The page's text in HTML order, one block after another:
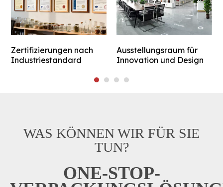
Zertifizierungen nach
Industriestandard
Ausstellungsraum für
Innovation und Design
WAS KÖNNEN WIR FÜR SIE
TUN?
ONE-STOP-